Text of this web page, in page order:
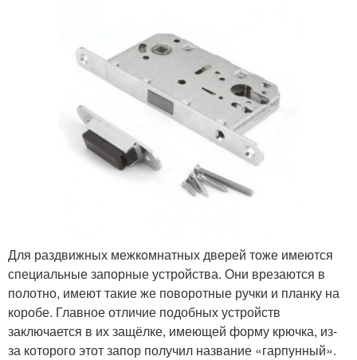
Для раздвижных межкомнатных дверей тоже имеются
специальные запорные устройства. Они врезаются в
полотно, имеют такие же поворотные ручки и планку на
коробе. Главное отличие подобных устройств
заключается в их защёлке, имеющей форму крючка, из-
за которого этот запор получил название «гарпунный».